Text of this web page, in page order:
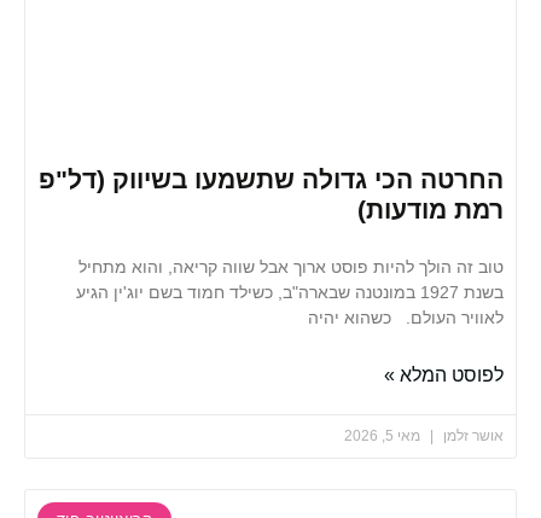
הכי גדולה שתשמעו בשיווק (דל"פ
מודעות)
הולך להיות פוסט ארוך אבל שווה קריאה, והוא מתחיל
בשנת 1927 במונטנה שבארה"ב, כשילד חמוד בשם יוג'ין הגיע
העולם. כשהוא יהיה
המלא »
מאי 5, 2026